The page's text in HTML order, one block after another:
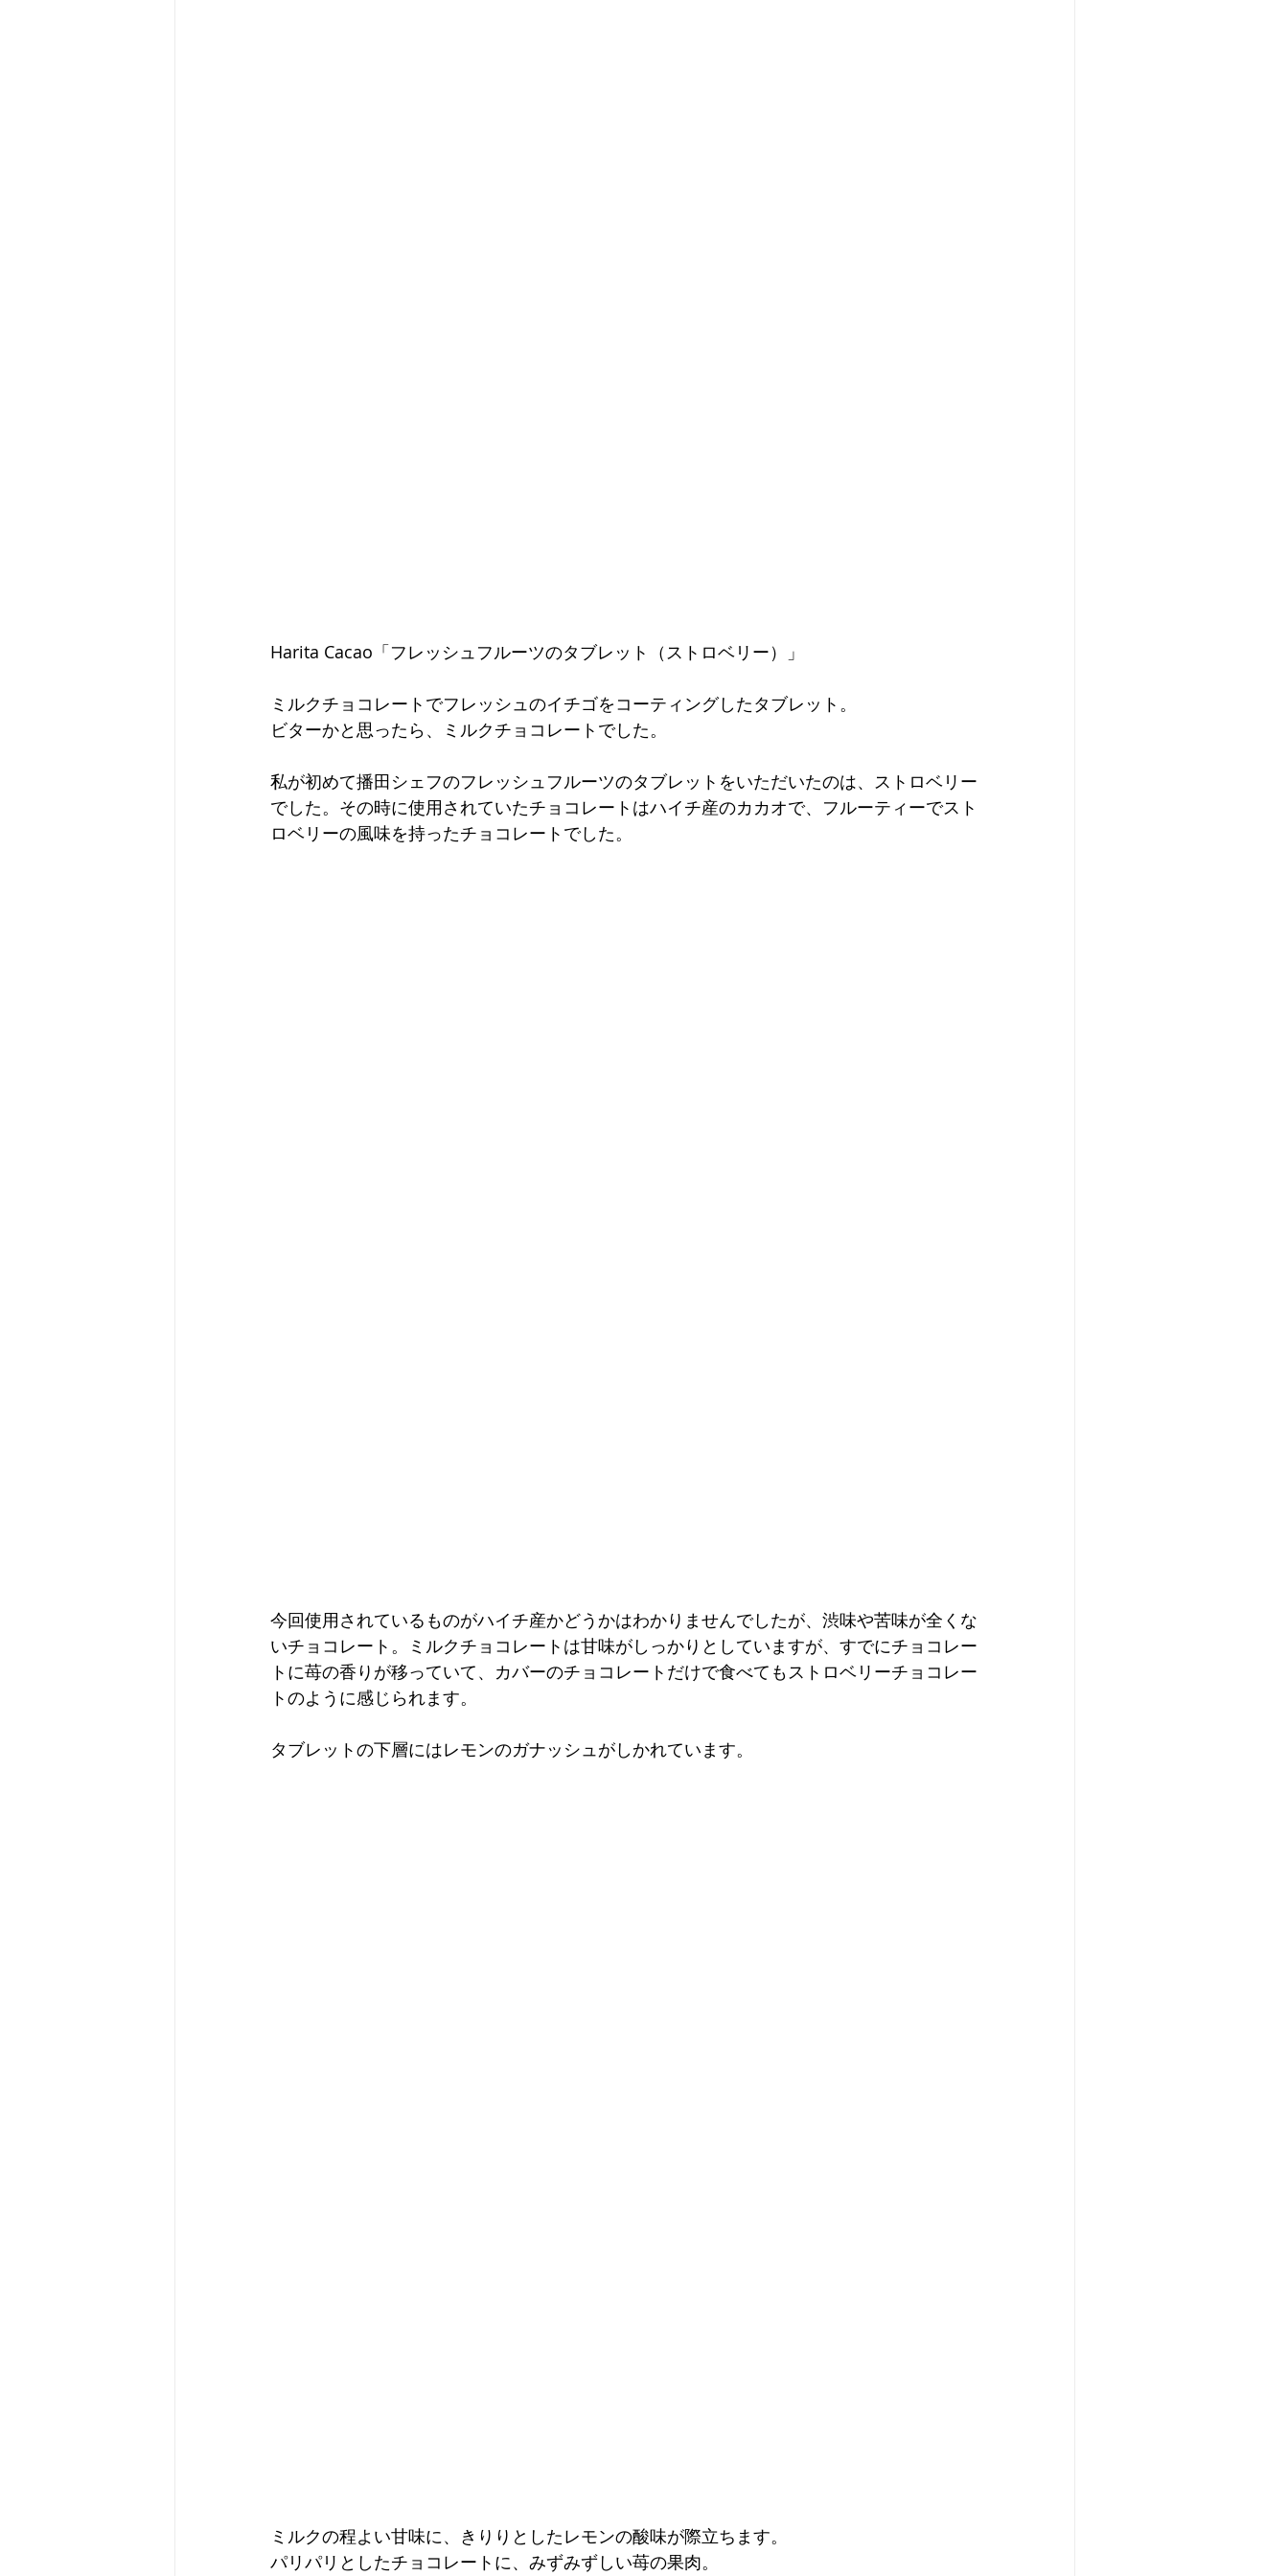
Harita Cacao「フレッシュフルーツのタブレット（ストロベリー）」
ミルクチョコレートでフレッシュのイチゴをコーティングしたタブレット。
ビターかと思ったら、ミルクチョコレートでした。
私が初めて播田シェフのフレッシュフルーツのタブレットをいただいたのは、ストロベリー
でした。その時に使用されていたチョコレートはハイチ産のカカオで、フルーティーでスト
ロベリーの風味を持ったチョコレートでした。
今回使用されているものがハイチ産かどうかはわかりませんでしたが、渋味や苦味が全くな
いチョコレート。ミルクチョコレートは甘味がしっかりとしていますが、すでにチョコレー
トに苺の香りが移っていて、カバーのチョコレートだけで食べてもストロベリーチョコレー
トのように感じられます。
タブレットの下層にはレモンのガナッシュがしかれています。
ミルクの程よい甘味に、きりりとしたレモンの酸味が際立ちます。
パリパリとしたチョコレートに、みずみずしい苺の果肉。